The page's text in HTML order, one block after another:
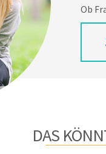
Ob
DAS